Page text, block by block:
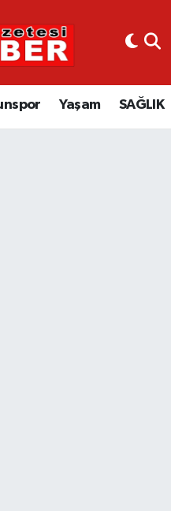
Yaşam SAĞLIK